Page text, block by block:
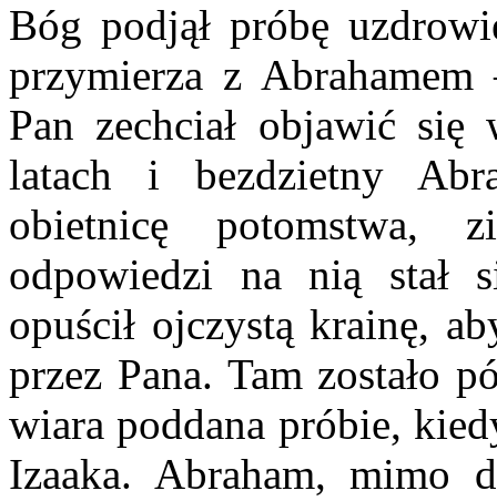
Bóg podjął próbę
przymierza z
Pan zechciał objawić się
latach i bezdzietny
obietnicę potomstwa,
odpowiedzi na nią stał
opuścił ojczystą krainę,
przez Pana. Tam zostało
wiara poddana próbie,
Izaaka. Abraham, mimo